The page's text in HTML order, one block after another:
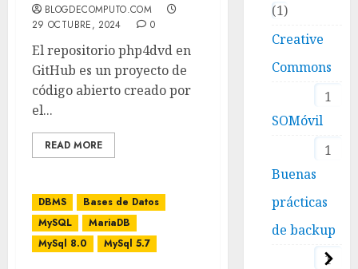
BLOGDECOMPUTO.COM
29 OCTUBRE, 2024
0
El repositorio php4dvd en
GitHub es un proyecto de
código abierto creado por
el...
READ MORE
DBMS
Bases de Datos
MySQL
MariaDB
MySql 8.0
MySql 5.7
1
Creative
Commons
1
SOMóvil
1
Buenas
prácticas
de backup
1